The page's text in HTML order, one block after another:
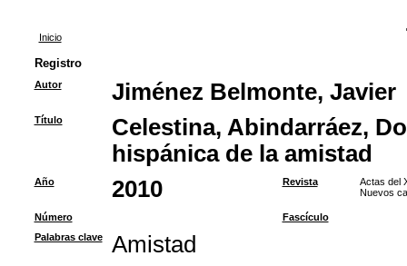
Inicio
Registro
Autor Jiménez Belmonte, Javier
Título
Celestina, Abindarráez,
hispánica de la amistad
Año 2010 Revista
Actas del
Nuevos
Número
Fascículo
Palabras clave
Amistad